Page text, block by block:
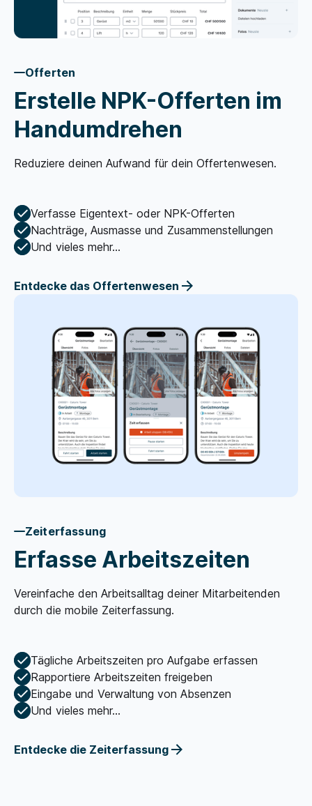
Offerten
Erstelle NPK-Offerten im
Handumdrehen
Reduziere deinen Aufwand für dein Offertenwesen.
Verfasse Eigentext- oder NPK-Offerten
Nachträge, Ausmasse und Zusammenstellungen
Und vieles mehr...
Entdecke das Offertenwesen
Zeiterfassung
Erfasse Arbeitszeiten
Vereinfache den Arbeitsalltag deiner Mitarbeitenden
durch die mobile Zeiterfassung.
Tägliche Arbeitszeiten pro Aufgabe erfassen
Rapportiere Arbeitszeiten freigeben
Eingabe und Verwaltung von Absenzen
Und vieles mehr...
Entdecke die Zeiterfassung